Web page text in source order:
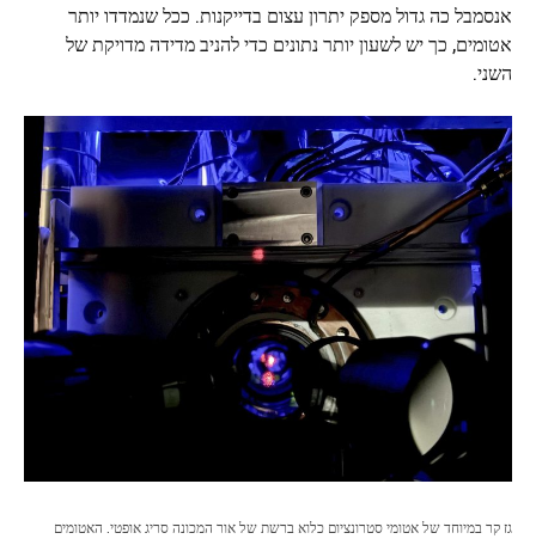
אנסמבל כה גדול מספק יתרון עצום בדייקנות. ככל שנמדדו יותר
אטומים, כך יש לשעון יותר נתונים כדי להניב מדידה מדויקת של
השני.
גז קר במיוחד של אטומי סטרונציום כלוא ברשת של אור המכונה סריג אופטי. האטומים